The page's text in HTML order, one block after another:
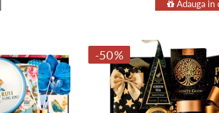
Adauga in
-50%